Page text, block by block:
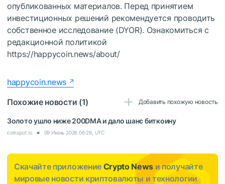
опубликованных материалов. Перед принятием
инвестиционных решений рекомендуется проводить
собственное исследование (DYOR). Ознакомиться с
редакционной политикой
https://happycoin.news/about/
happycoin.news
Похожие новости (1)
Добавить похожую новость
Золото ушло ниже 200DMA и дало шанс биткоину
coinspot.io 09 Июнь 2026 06:28, UTC
Скачайте приложение Crypto News и получайте
мировые новости криптовалюты и технологии